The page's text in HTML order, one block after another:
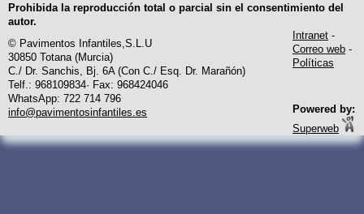
Prohibida la reproducción total o parcial sin el consentimiento del
autor.
© Pavimentos Infantiles,S.L.U
30850 Totana (Murcia)
C./ Dr. Sanchis, Bj. 6A (Con C./ Esq. Dr. Marañón)
Telf.: 968109834· Fax: 968424046
WhatsApp: 722 714 796
info@pavimentosinfantiles.es
Intranet -
Correo web -
Políticas
Powered by:
Superweb